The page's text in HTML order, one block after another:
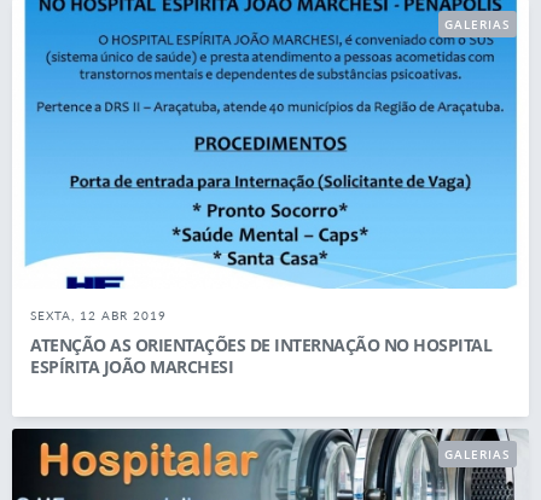
GALERIAS
SEXTA, 12 ABR 2019
ATENÇÃO AS ORIENTAÇÕES DE INTERNAÇÃO NO HOSPITAL
ESPÍRITA JOÃO MARCHESI
GALERIAS